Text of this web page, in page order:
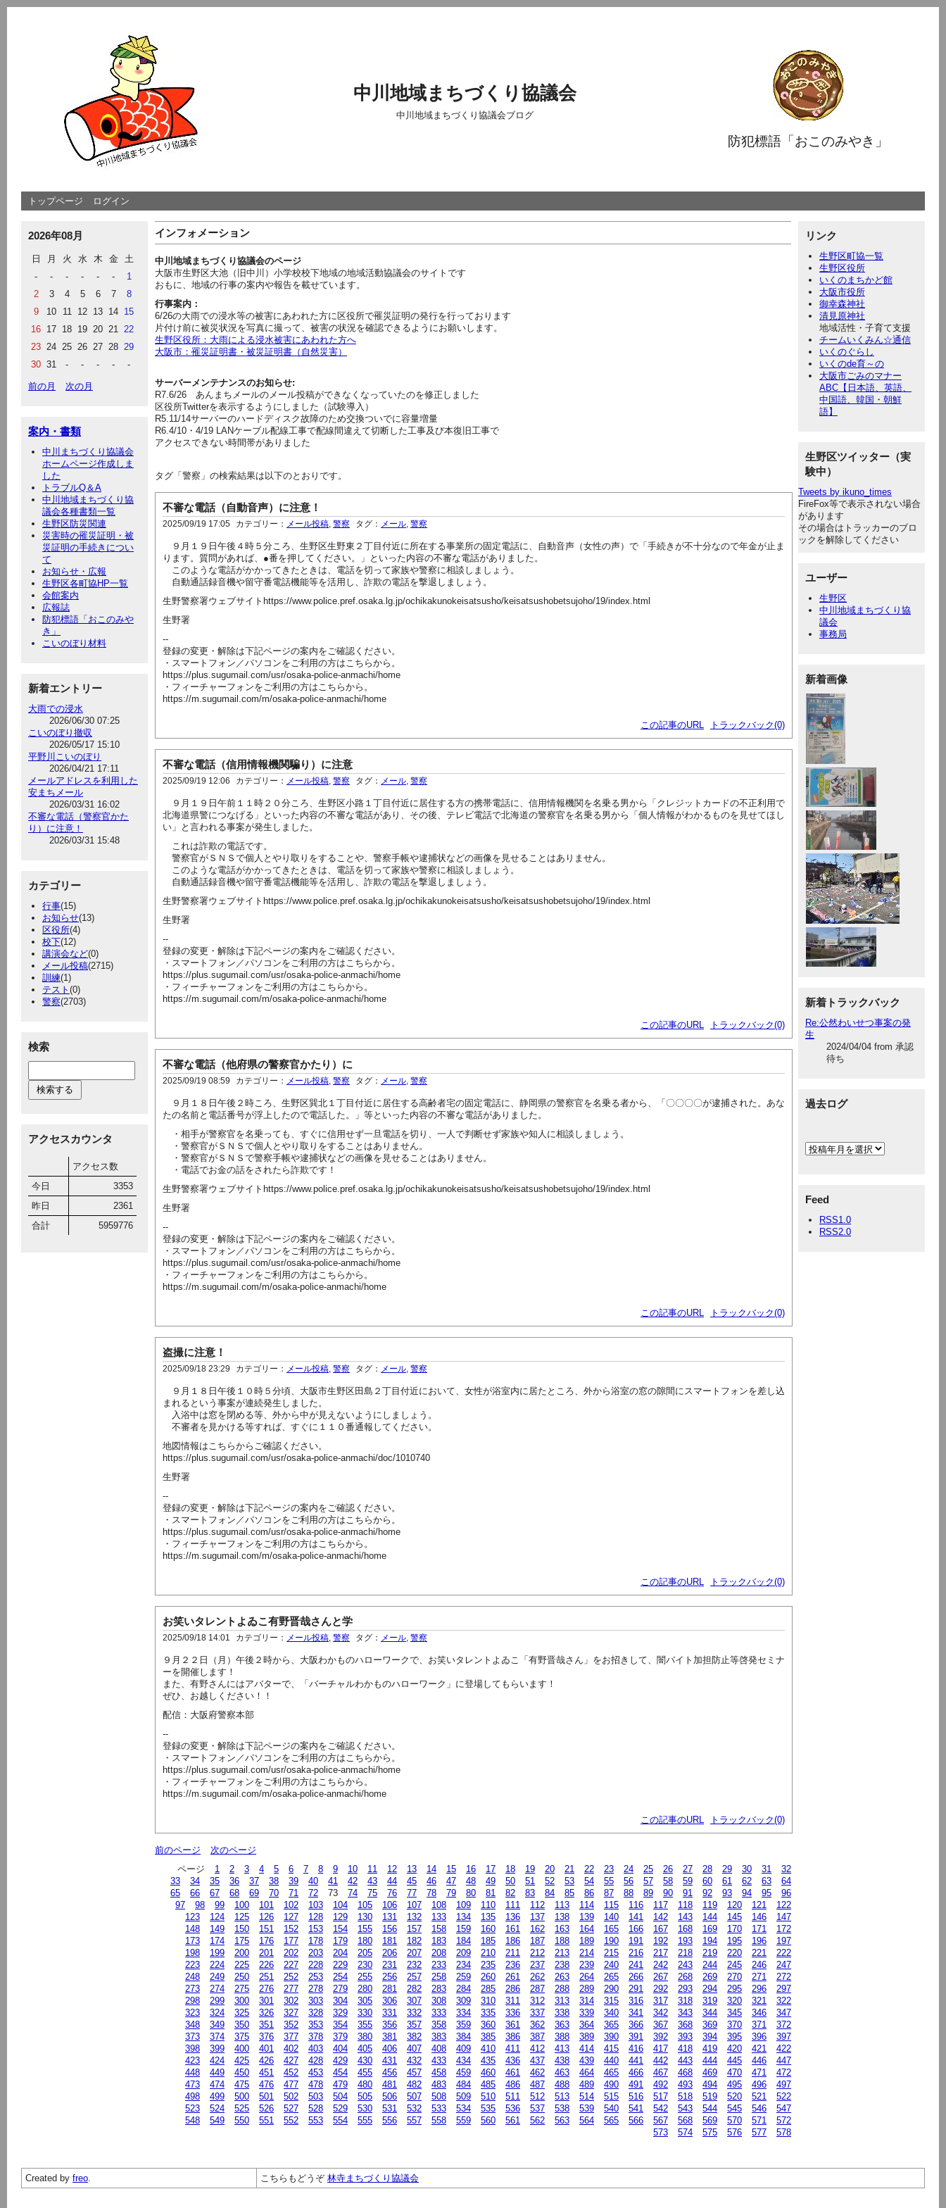
中川地域まちづくり協議会
中川地域まちづくり協議会ブログ
防犯標語「おこのみやき」
トップページ ログイン
2026年08月
日 月 火 水 木 金
土
-
- - - - -
1
2
3 4 5 6 7
8
9
10 11 12 13 14 15
16 17 18 19 20 21 22
23 24 25 26 27 28 29
30 31 - - - - -
前の月 次の月
案内・書類
中川まちづくり協議会
ホームページ作成しま
した
トラブルQ＆A
中川地域まちづくり協
議会各種書類一覧
生野区防災関連
災害時の罹災証明・被
災証明の手続きについ
て
お知らせ・広報
生野区各町協HP一覧
会館案内
広報誌
防犯標語「おこのみや
き」
こいのぼり材料
新着エントリー
大雨での浸水
2026/06/30 07:25
こいのぼり撤収
2026/05/17 15:10
平野川こいのぼり
2026/04/21 17:11
メールアドレスを利用した
安まちメール
2026/03/31 16:02
不審な電話（警察官かた
り）に注意！
2026/03/31 15:48
カテゴリー
行事(15)
お知らせ(13)
区役所(4)
校下(12)
講演会など(0)
メール投稿(2715)
訓練(1)
テスト (0)
警察(2703)
検索
アクセスカウンタ
アクセス数
今日
3353
昨日
2361
合計
5959776
リンク
生野区町協一覧
生野区役所
いくのまちかど館
大阪市役所
御幸森神社
清見原神社
地域活性・子育て支援
チームいくみん☆通信
いくのぐらし
いくのde育～の
大阪市ごみのマナー
ABC【日本語、英語、
中国語、韓国・朝鮮
語】
生野区ツイッター（実
験中）
Tweets by ikuno_times
FireFox等で表示されない場合
があります
その場合はトラッカーのブロ
ックを解除してください
ユーザー
生野区
中川地域まちづくり協
議会
事務局
新着画像
新着トラックバック
Re:公然わいせつ事案の発
生
2024/04/04 from 承認
待ち
過去ログ
Feed
RSS1.0
RSS2.0
インフォメーション
中川地域まちづくり協議会のページ
大阪市生野区大池（旧中川）小学校校下地域の地域活動協議会のサイトです
おもに、地域の行事の案内や報告を載せています。
行事案内：
6/26の大雨での浸水等の被害にあわれた方に区役所で罹災証明の発行を行っております
片付け前に被災状況を写真に撮って、被害の状況を確認できるようにお願いします。
生野区役所：大雨による浸水被害にあわれた方へ
大阪市：罹災証明書・被災証明書（自然災害）
サーバーメンテナンスのお知らせ:
R7.6/26
あんまちメールのメール投稿ができなくなっていたのを修正しました
区役所Twitterを表示するようにしました（試験導入）
R5.11/14サーバーのハードディスク故障のため交換ついでに容量増量
R6.4/10・4/19 LANケーブル配線工事で配線間違えて切断した工事及び本復旧工事で
アクセスできない時間帯がありました
タグ「警察」の検索結果は以下のとおりです。
不審な電話（自動音声）に注意！
2025/09/19 17:05 カテゴリー： メール投稿 警察 タグ： メール 警察
９月１９日午後４時５分ころ、生野区生野東２丁目付近に所在する事業所の固定電話に、自動音声（女性の声）で「手続きが不十分なので年金が止ま
ります。質問があれば、●番を押してください。」といった内容の不審な電話がありました。
このような電話がかかってきたときは、電話を切って家族や警察に相談しましょう。
自動通話録音機や留守番電話機能等を活用し、詐欺の電話を撃退しましょう。
生野警察署ウェブサイトhttps://www.police.pref.osaka.lg.jp/ochikakunokeisatsusho/keisatsushobetsujoho/19/index.html
生野署
--
登録の変更・解除は下記ページの案内をご確認ください。
・スマートフォン／パソコンをご利用の方はこちらから。
https://plus.sugumail.com/usr/osaka-police-anmachi/home
・フィーチャーフォンをご利用の方はこちらから。
https://m.sugumail.com/m/osaka-police-anmachi/home
この記事のURL トラックバック(0)
不審な電話（信用情報機関騙り）に注意
2025/09/19 12:06 カテゴリー： メール投稿 警察 タグ： メール 警察
９月１９日午前１１時２０分ころ、生野区小路１丁目付近に居住する方の携帯電話に、信用情報機関を名乗る男から「クレジットカードの不正利用で
北海道県警につなげる」といった内容の不審な電話があり、その後、テレビ電話で北海道の警察官を名乗る男から「個人情報がわかるものを見せてほし
い」と言われる事案が発生しました。
これは詐欺の電話です。
警察官がＳＮＳで個人とやり取りをすることや、警察手帳や逮捕状などの画像を見せることはありません。
このような電話がかかってきたときは、電話を切って家族や警察に相談しましょう。
自動通話録音機や留守番電話機能等を活用し、詐欺の電話を撃退しましょう。
生野警察署ウェブサイトhttps://www.police.pref.osaka.lg.jp/ochikakunokeisatsusho/keisatsushobetsujoho/19/index.html
生野署
--
登録の変更・解除は下記ページの案内をご確認ください。
・スマートフォン／パソコンをご利用の方はこちらから。
https://plus.sugumail.com/usr/osaka-police-anmachi/home
・フィーチャーフォンをご利用の方はこちらから。
https://m.sugumail.com/m/osaka-police-anmachi/home
この記事のURL トラックバック(0)
不審な電話（他府県の警察官かたり）に
2025/09/19 08:59 カテゴリー： メール投稿 警察 タグ： メール 警察
９月１８日午後２時ころ、生野区巽北１丁目付近に居住する高齢者宅の固定電話に、静岡県の警察官を名乗る者から、「〇〇〇〇が逮捕された。あな
たの名前と電話番号が浮上したので電話した。」等といった内容の不審な電話がありました。
・相手が警察官を名乗っても、すぐに信用せず一旦電話を切り、一人で判断せず家族や知人に相談しましょう。
・警察官がＳＮＳで個人とやり取りをすることはありません。
・警察官がＳＮＳで警察手帳や逮捕状などの画像を見せることはありません。
・電話でお金の話をされたら詐欺です！
生野警察署ウェブサイトhttps://www.police.pref.osaka.lg.jp/ochikakunokeisatsusho/keisatsushobetsujoho/19/index.html
生野署
--
登録の変更・解除は下記ページの案内をご確認ください。
・スマートフォン／パソコンをご利用の方はこちらから。
https://plus.sugumail.com/usr/osaka-police-anmachi/home
・フィーチャーフォンをご利用の方はこちらから。
https://m.sugumail.com/m/osaka-police-anmachi/home
この記事のURL トラックバック(0)
盗撮に注意！
2025/09/18 23:29 カテゴリー： メール投稿 警察 タグ： メール 警察
９月１８日午後１０時５分頃、大阪市生野区田島２丁目付近において、女性が浴室内に居たところ、外から浴室の窓の隙間にスマートフォンを差し込
まれるという事案が連続発生しました。
入浴中は窓を閉める等、外から中が見えないようにしましょう。
不審者を見かける等すれば、すぐに１１０番通報してください。
地図情報はこちらからご確認ください。
https://plus.sugumail.com/usr/osaka-police-anmachi/doc/1010740
生野署
--
登録の変更・解除は下記ページの案内をご確認ください。
・スマートフォン／パソコンをご利用の方はこちらから。
https://plus.sugumail.com/usr/osaka-police-anmachi/home
・フィーチャーフォンをご利用の方はこちらから。
https://m.sugumail.com/m/osaka-police-anmachi/home
この記事のURL トラックバック(0)
お笑いタレントよゐこ有野晋哉さんと学
2025/09/18 14:01 カテゴリー： メール投稿 警察 タグ： メール 警察
９月２２日（月）午後２時から、大阪わかものハローワークで、お笑いタレントよゐこ「有野晋哉さん」をお招きして、闇バイト加担防止等啓発セミナ
ーを開催します！
また、有野さんにはアバターで、「バーチャルわかものハローワーク」に登場してもらいます！
ぜひ、お越しください！！
配信：大阪府警察本部
--
登録の変更・解除は下記ページの案内をご確認ください。
・スマートフォン／パソコンをご利用の方はこちらから。
https://plus.sugumail.com/usr/osaka-police-anmachi/home
・フィーチャーフォンをご利用の方はこちらから。
https://m.sugumail.com/m/osaka-police-anmachi/home
この記事のURL トラックバック(0)
前のページ
次のページ
ページ
1 2 3 4 5 6 7 8 9 10 11 12 13 14 15 16 17 18 19 20 21 22 23 24 25 26 27 28 29 30 31
32
33
34 35 36 37 38 39 40 41 42 43 44 45 46 47 48 49 50 51 52 53 54 55 56 57 58 59 60 61 62 63
64
65
66 67 68 69 70 71 72 73 74 75 76 77 78 79 80 81 82 83 84 85 86 87 88 89 90 91 92 93 94 95
96
97
98 99 100 101 102 103 104 105 106 107 108 109 110 111 112 113 114 115 116 117 118 119 120 121
122
123
124 125 126 127 128 129 130 131 132 133 134 135 136 137 138 139 140 141 142 143 144 145 146
147
148
149 150 151 152 153 154 155 156 157 158 159 160 161 162 163 164 165 166 167 168 169 170 171
172
173
174 175 176 177 178 179 180 181 182 183 184 185 186 187 188 189 190 191 192 193 194 195 196
197
198
199 200 201 202 203 204 205 206 207 208 209 210 211 212 213 214 215 216 217 218 219 220 221
222
223
224 225 226 227 228 229 230 231 232 233 234 235 236 237 238 239 240 241 242 243 244 245 246
247
248
249 250 251 252 253 254 255 256 257 258 259 260 261 262 263 264 265 266 267 268 269 270 271
272
273
274 275 276 277 278 279 280 281 282 283 284 285 286 287 288 289 290 291 292 293 294 295 296
297
298
299 300 301 302 303 304 305 306 307 308 309 310 311 312 313 314 315 316 317 318 319 320 321
322
323
324 325 326 327 328 329 330 331 332 333 334 335 336 337 338 339 340 341 342 343 344 345 346
347
348
349 350 351 352 353 354 355 356 357 358 359 360 361 362 363 364 365 366 367 368 369 370 371
372
373
374 375 376 377 378 379 380 381 382 383 384 385 386 387 388 389 390 391 392 393 394 395 396
397
398
399 400 401 402 403 404 405 406 407 408 409 410 411 412 413 414 415 416 417 418 419 420 421
422
423
424 425 426 427 428 429 430 431 432 433 434 435 436 437 438 439 440 441 442 443 444 445 446
447
448
449 450 451 452 453 454 455 456 457 458 459 460 461 462 463 464 465 466 467 468 469 470 471
472
473
474 475 476 477 478 479 480 481 482 483 484 485 486 487 488 489 490 491 492 493 494 495 496
497
498
499 500 501 502 503 504 505 506 507 508 509 510 511 512 513 514 515 516 517 518 519 520 521
522
523
524 525 526 527 528 529 530 531 532 533 534 535 536 537 538 539 540 541 542 543 544 545 546
547
548
549 550 551 552 553 554 555 556 557 558 559 560 561 562 563 564 565 566 567 568 569 570 571
572
573
574 575 576 577 578
Created by freo. こちらもどうぞ 林寺まちづくり協議会